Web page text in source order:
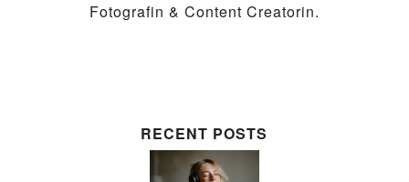
Fotografin & Content Creatorin.
RECENT POSTS